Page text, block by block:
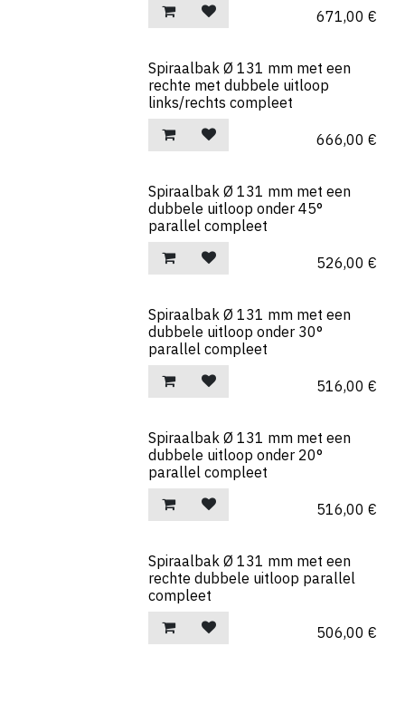
671,00 €
Spiraalbak Ø 131 mm met een
rechte met dubbele uitloop
links/rechts compleet
666,00 €
Spiraalbak Ø 131 mm met een
dubbele uitloop onder 45°
parallel compleet
526,00 €
Spiraalbak Ø 131 mm met een
dubbele uitloop onder 30°
parallel compleet
516,00 €
Spiraalbak Ø 131 mm met een
dubbele uitloop onder 20°
parallel compleet
516,00 €
Spiraalbak Ø 131 mm met een
rechte dubbele uitloop parallel
compleet
506,00 €